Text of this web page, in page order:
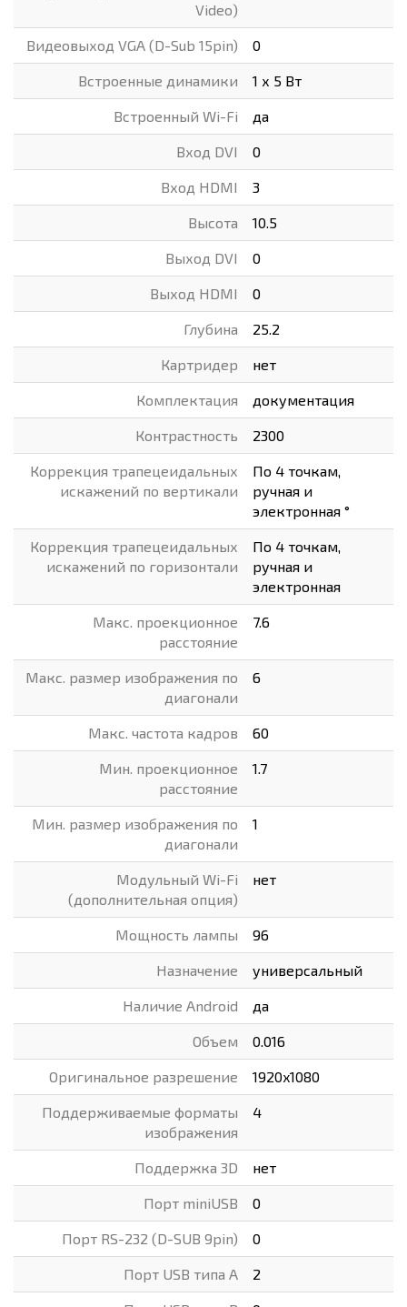
Video)
Видеовыход VGA (D-Sub 15pin) 0
Встроенные динамики 1 х 5 Вт
Встроенный Wi-Fi да
Вход DVI 0
Вход HDMI 3
Высота 10.5
Выход DVI 0
Выход HDMI 0
Глубина 25.2
Картридер нет
Комплектация документация
Контрастность 2300
Коррекция трапецеидальных
искажений по вертикали
По 4 точкам,
ручная и
электронная °
Коррекция трапецеидальных
искажений по горизонтали
По 4 точкам,
ручная и
электронная
Макс. проекционное
расстояние
7.6
Макс. размер изображения по
диагонали
6
Макс. частота кадров 60
Мин. проекционное
расстояние
1.7
Мин. размер изображения по
диагонали
1
Модульный Wi-Fi
(дополнительная опция)
нет
Мощность лампы 96
Назначение универсальный
Наличие Android да
Объем 0.016
Оригинальное разрешение 1920x1080
Поддерживаемые форматы
изображения
4
Поддержка 3D нет
Порт miniUSB 0
Порт RS-232 (D-SUB 9pin) 0
Порт USB типа A 2